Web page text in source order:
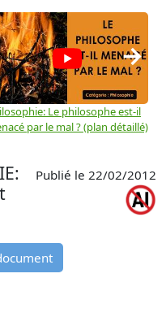
Le philosophe est-il
par le mal ? (plan détaillé)
→
Publié le 22/02/2012